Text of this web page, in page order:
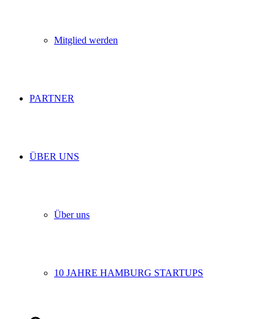
Mitglied werden
PARTNER
ÜBER UNS
Über uns
10 JAHRE HAMBURG STARTUPS